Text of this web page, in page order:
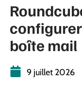
boîte mail
9 juillet 2026